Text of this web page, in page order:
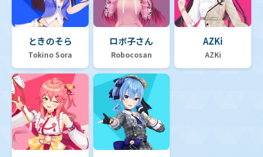
ときのそら
Tokino Sora
ロボ子さん
Robocosan
AZKi
AZKi